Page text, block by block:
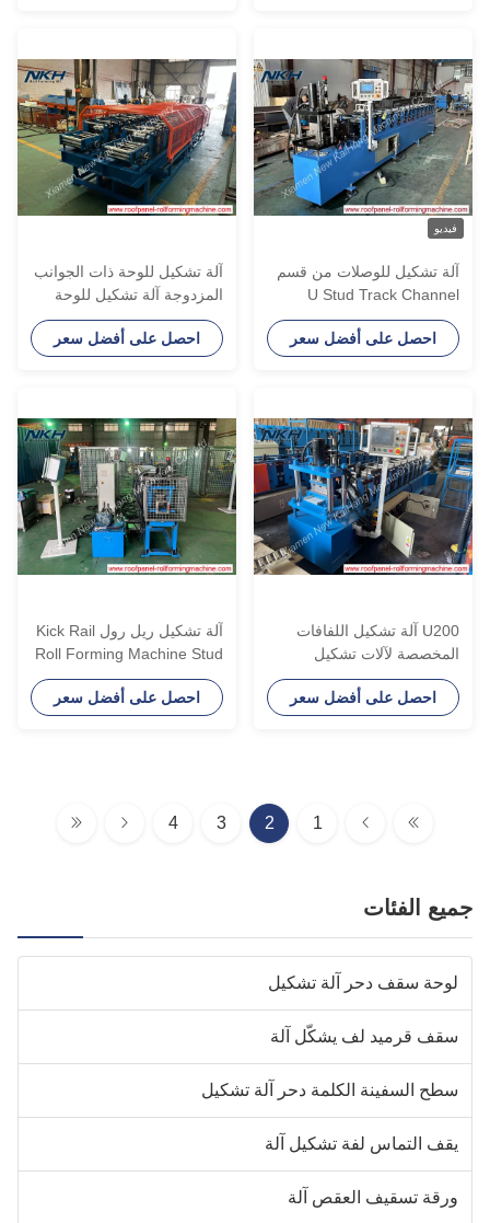
تشكيل للوصلات من قسم
U Stud Track
احصل على أفضل سعر
آلة تشكيل للوحة ذات الجوانب
المزدوجة آلة تشكيل للوحة
ذات الجوانب المزدوجة آلة
تشكيل للوحة ذات الطرفين
احصل على أفضل سعر
U200 آلة تشكيل اللفافات
لآلات تشكيل
احصل على أفضل سعر
آلة تشكيل ريل رول Kick Rail
Roll Forming Machine Stud
Track Channel معدات
تشكيل رول للبناء المعدني
احصل على أفضل سعر
3
الفئات
سقف دحر آلة تشكيل
قرميد لف يشكّل آلة
السفينة الكلمة دحر آلة تشكيل
التماس لفة تشكيل آلة
تسقيف العقص آلة